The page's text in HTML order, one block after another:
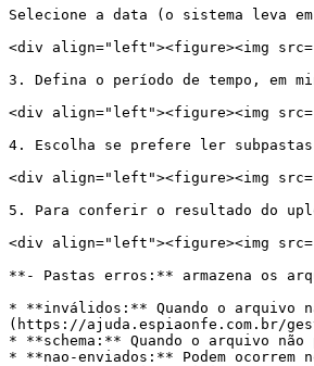
Selecione a data (o sistema leva
<div align="left"><figure><img
3. Defina o período de tempo, em
<div align="left"><figure><img
4. Escolha se prefere ler subpastas
<div align="left"><figure><img
5. Para conferir o resultado do
<div align="left"><figure><img
**- Pastas erros:** armazena os
* **inválidos:** Quando o arquivo
(https://ajuda.espiaonfe.com.br/
* **schema:** Quando o arquivo
* **nao-enviados:** Podem ocorrem